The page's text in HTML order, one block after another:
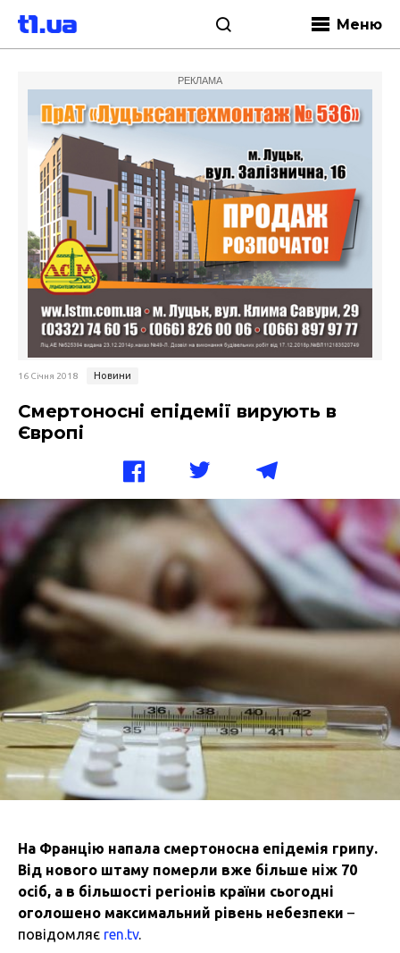
Меню
РЕКЛАМА
16 Січня 2018 Новини
Смертоносні епідемії вирують в
Європі
На Францію напала смертоносна епідемія грипу.
Від нового штаму померли вже більше ніж 70
осіб, а в більшості регіонів країни сьогодні
оголошено максимальний рівень небезпеки –
повідомляє ren.tv.